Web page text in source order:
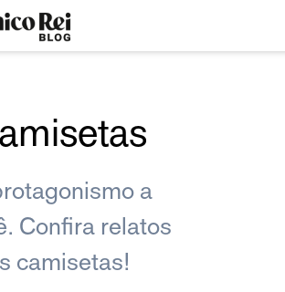
a
Confira relatos
camisetas!